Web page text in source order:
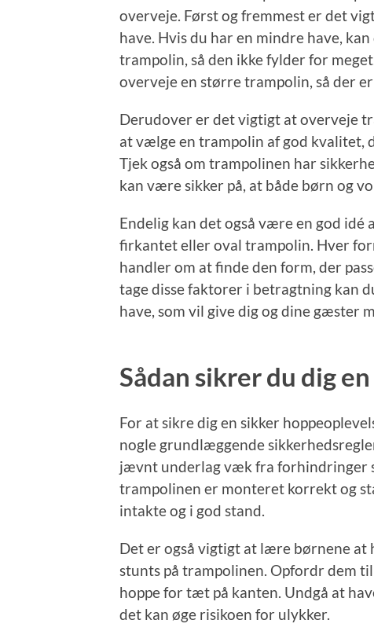
overveje. Først og fremmest er det
have. Hvis du har en mindre have,
trampolin, så den ikke fylder for
overveje en større trampolin, så der
Derudover er det vigtigt at overveje
at vælge en trampolin af god kvalitet,
Tjek også om trampolinen har
kan være sikker på, at både børn og
Endelig kan det også være en god idé
firkantet eller oval trampolin. Hver
handler om at finde den form, der
tage disse faktorer i betragtning kan
have, som vil give dig og dine gæster
Sådan sikrer du dig
For at sikre dig en sikker
nogle grundlæggende
jævnt underlag væk fra forhindringer
trampolinen er monteret korrekt og
intakte og i god stand.
Det er også vigtigt at lære børnene at
stunts på trampolinen. Opfordr dem
hoppe for tæt på kanten. Undgå at
det kan øge risikoen for ulykker.